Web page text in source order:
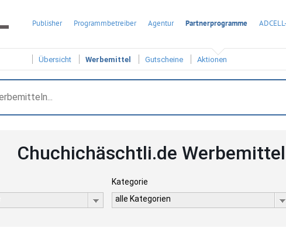
Publisher Programmbetreiber Agentur Partnerprogramme
Übersicht Werbemittel Gutscheine Aktionen
Chuchichäschtli.de Werbemittel
Kategorie
alle Kategorien